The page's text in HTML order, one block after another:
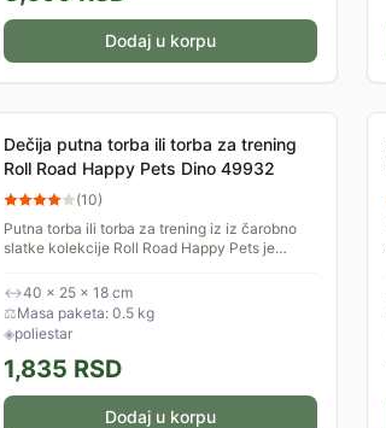
Dodaj u korpu
Dečija putna torba ili torba za trening
Roll Road Happy Pets Dino 49932
(10)
Putna torba ili torba za trening iz iz čarobno
slatke kolekcije Roll Road Happy Pets je
aktivnost....
↔40 × 25 × 18 cm
⚖Masa paketa: 0.5 kg
◈poliestar
1,835 RSD
Dodaj u korpu